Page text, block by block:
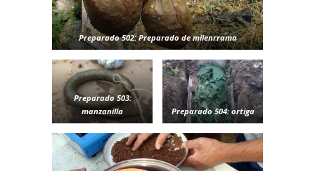
Preparado 502: Preparado de milenrrama
Preparado 503:
manzanilla
Preparado 504: ortiga